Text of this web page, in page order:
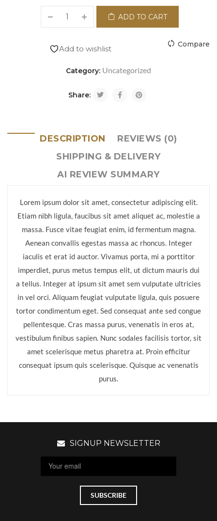
ADD TO CART
Add to wishlist Compare
Category: Uncategorized
Share:
DESCRIPTION
REVIEWS (0)
SHIPPING & DELIVERY
AI REVIEW SUMMARY
Lorem ipsum dolor sit amet, consectetur adipiscing elit.
Etiam nibh ligula, faucibus sit amet aliquet ac, molestie a
massa. Fusce vitae feugiat enim, id fermentum magna.
Aenean convallis egestas massa ac rhoncus. Integer
iaculis et erat id auctor. Vivamus porta, mi a porttitor
imperdiet, purus metus tempus elit, ut dictum mauris dui
a tellus. Integer at ipsum sit amet sem vulputate ultricies
in vel orci. Aliquam feugiat vulputate ligula, quis posuere
tortor condimentum eget. Sed consequat ante sed congue
pellentesque. Cras massa purus, venenatis in eros at,
vestibulum finibus sapien. Nunc sodales facilisis tortor, sit
amet scelerisque metus pharetra at. Proin efficitur
consequat ipsum quis scelerisque. Quisque ac venenatis
purus.
SIGNUP NEWSLETTER